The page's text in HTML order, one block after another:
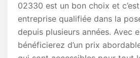
02330 est un bon choix et
entreprise qualifiée dans la
depuis plusieurs années. Avec
bénéficierez d’un prix